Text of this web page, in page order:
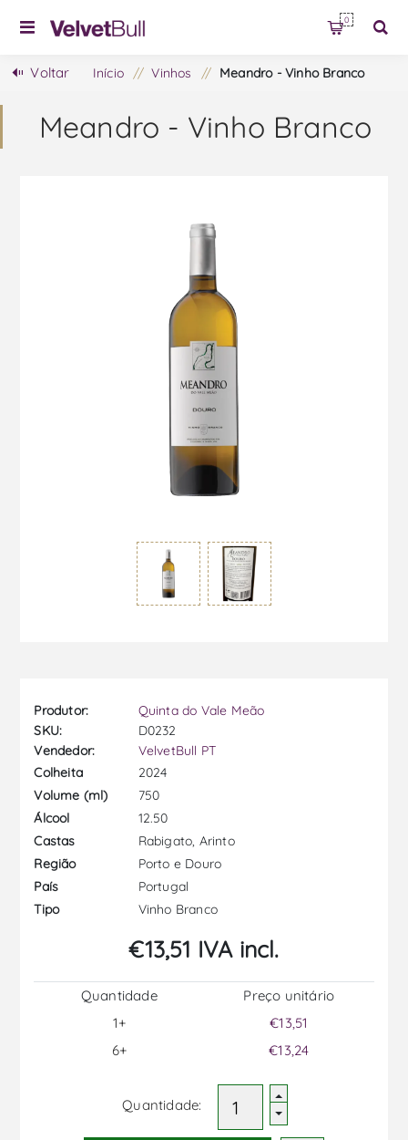
0
Voltar Início / Vinhos / Meandro - Vinho Branco
Meandro - Vinho Branco
Produtor:
Quinta do Vale Meão
SKU:
D0232
Vendedor:
VelvetBull PT
Colheita
2024
Volume (ml)
750
Álcool
12.50
Castas
Rabigato, Arinto
Região
Porto e Douro
País
Portugal
Tipo
Vinho Branco
€13,51 IVA incl.
Quantidade
1+
6+
Preço unitário
€13,51
€13,24
Quantidade: